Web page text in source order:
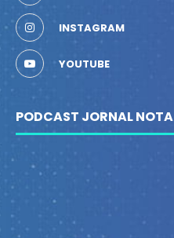
INSTAGRAM
YOUTUBE
PODCAST JORNAL NOTA